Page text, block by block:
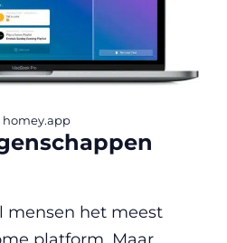
homey.app
mensen het meest